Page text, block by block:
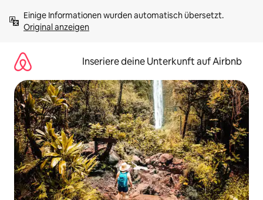
Inhalten
springenOriginal anzeigen
Inseriere deine Unterkunft auf Airbnb